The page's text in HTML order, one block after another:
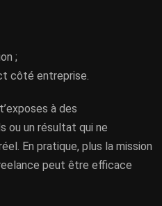
;
côté entreprise.
à des
ou un résultat qui ne
En pratique, plus la mission
peut être efficace